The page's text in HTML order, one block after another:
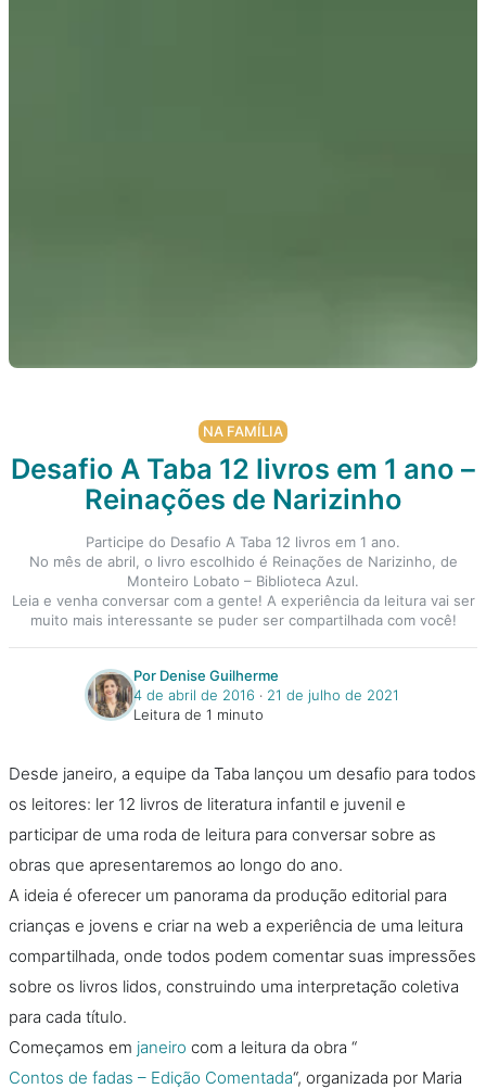
NA FAMÍLIA
Desafio A Taba 12 livros em 1 ano –
Reinações de Narizinho
Participe do Desafio A Taba 12 livros em 1 ano.
No mês de abril, o livro escolhido é Reinações de Narizinho, de
Monteiro Lobato – Biblioteca Azul.
Leia e venha conversar com a gente! A experiência da leitura vai ser
muito mais interessante se puder ser compartilhada com você!
Por Denise Guilherme
4 de abril de 2016 ‧ 21 de julho de 2021
Leitura de 1 minuto
Desde janeiro, a equipe da Taba lançou um desafio para todos
os leitores: ler 12 livros de literatura infantil e juvenil e
participar de uma roda de leitura para conversar sobre as
obras que apresentaremos ao longo do ano.
A ideia é oferecer um panorama da produção editorial para
crianças e jovens e criar na web a experiência de uma leitura
compartilhada, onde todos podem comentar suas impressões
sobre os livros lidos, construindo uma interpretação coletiva
para cada título.
Começamos em janeiro com a leitura da obra “
Contos de fadas – Edição Comentada“, organizada por Maria